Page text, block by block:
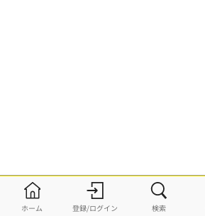
ホーム 登録/ログイン 検索